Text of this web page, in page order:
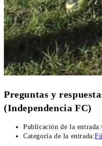
Preguntas y
(Independencia FC)
Publicación de la entrada:
Categoría de la entrada: